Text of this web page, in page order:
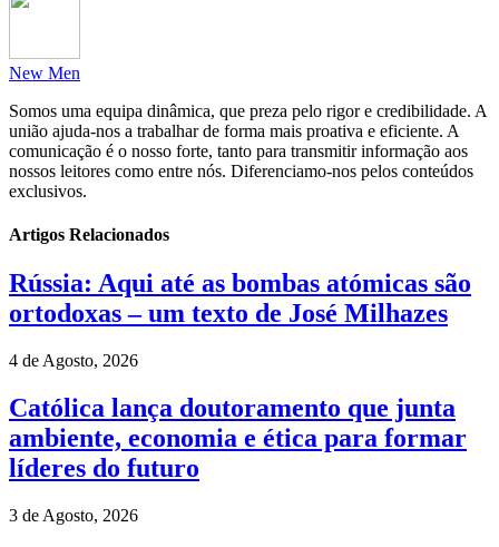
New Men
Somos uma equipa dinâmica, que preza pelo rigor e credibilidade. A
união ajuda-nos a trabalhar de forma mais proativa e eficiente. A
comunicação é o nosso forte, tanto para transmitir informação aos
nossos leitores como entre nós. Diferenciamo-nos pelos conteúdos
exclusivos.
Artigos Relacionados
Rússia: Aqui até as bombas atómicas são
ortodoxas – um texto de José Milhazes
4 de Agosto, 2026
Católica lança doutoramento que junta
ambiente, economia e ética para formar
líderes do futuro
3 de Agosto, 2026